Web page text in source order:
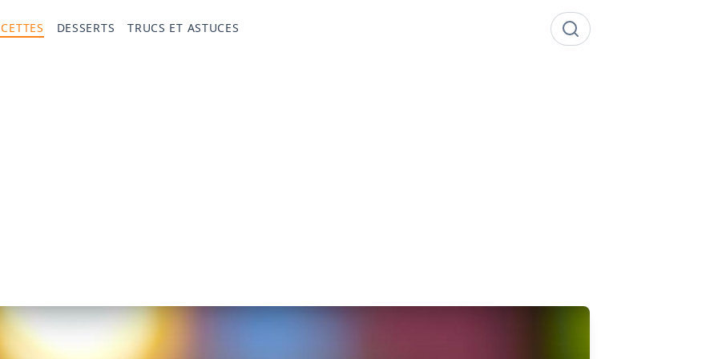
DESSERTS TRUCS ET ASTUCES